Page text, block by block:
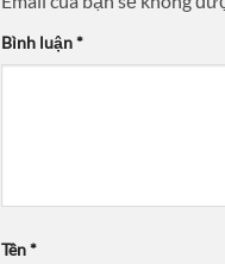
Bình luận*
Tên*